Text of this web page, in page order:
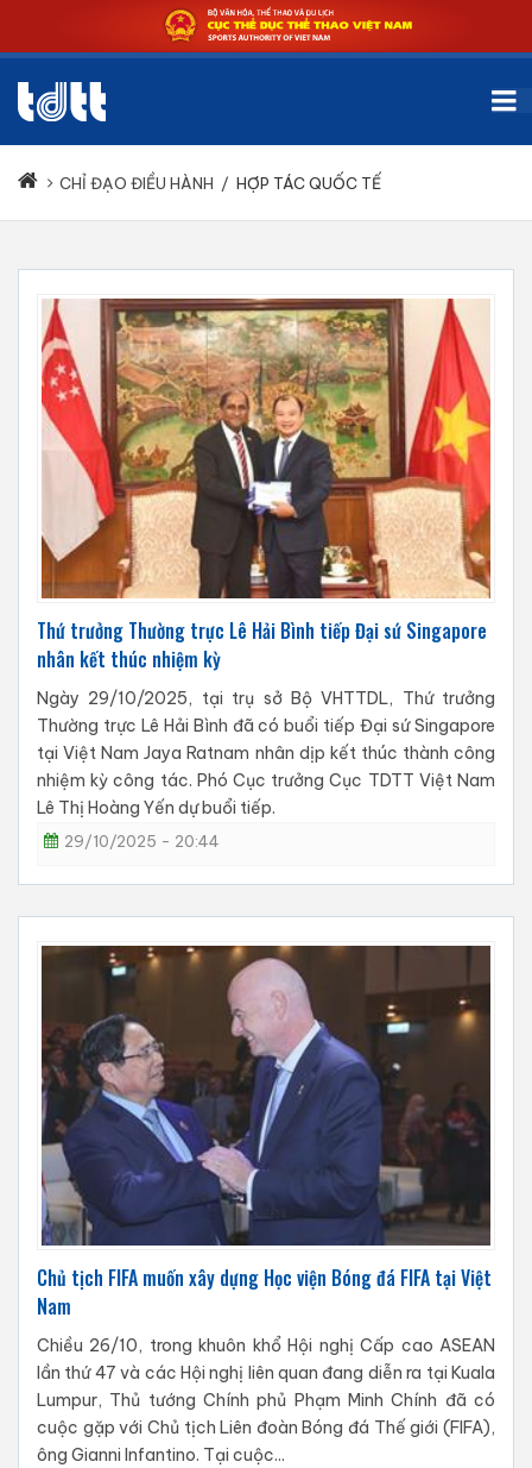
CHỈ ĐẠO ĐIỀU HÀNH / HỢP TÁC QUỐC TẾ
Thứ trưởng Thường trực Lê Hải Bình tiếp Đại sứ Singapore
nhân kết thúc nhiệm kỳ
Ngày 29/10/2025, tại trụ sở Bộ VHTTDL, Thứ trưởng
Thường trực Lê Hải Bình đã có buổi tiếp Đại sứ Singapore
tại Việt Nam Jaya Ratnam nhân dịp kết thúc thành công
nhiệm kỳ công tác. Phó Cục trưởng Cục TDTT Việt Nam
Lê Thị Hoàng Yến dự buổi tiếp.
29/10/2025 - 20:44
Chủ tịch FIFA muốn xây dựng Học viện Bóng đá FIFA tại Việt
Nam
Chiều 26/10, trong khuôn khổ Hội nghị Cấp cao ASEAN
lần thứ 47 và các Hội nghị liên quan đang diễn ra tại Kuala
Lumpur, Thủ tướng Chính phủ Phạm Minh Chính đã có
cuộc gặp với Chủ tịch Liên đoàn Bóng đá Thế giới (FIFA),
ông Gianni Infantino. Tại cuộc...